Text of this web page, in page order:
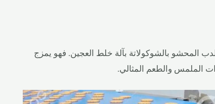
المحشو بالشوكولاتة بآلة خلط العجين. فهو يمزج
الملمس والطعم المثالي.